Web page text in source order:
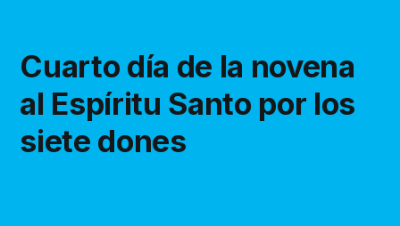
Cuarto día de la novena
al Espíritu Santo por los
siete dones